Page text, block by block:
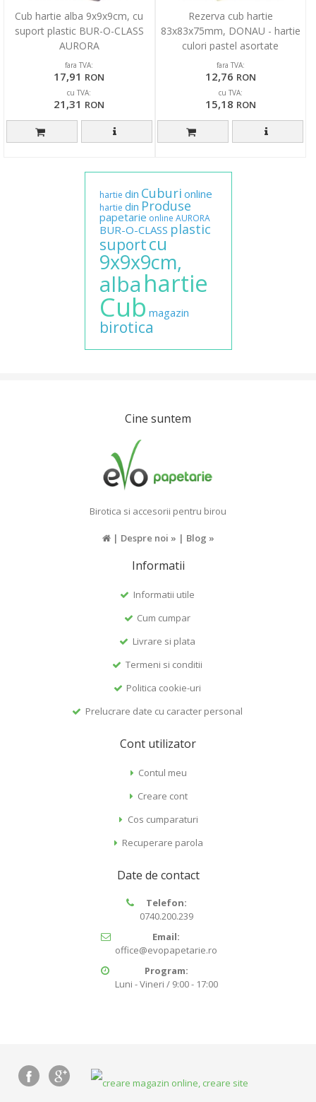
Cub hartie alba 9x9x9cm, cu
suport plastic BUR-O-CLASS
AURORA
fara TVA:
17,91 RON
cu TVA:
21,31 RON
Rezerva cub hartie
83x83x75mm, DONAU - hartie
culori pastel asortate
fara TVA:
12,76 RON
cu TVA:
15,18 RON
hartie din Cuburi online
hartie din Produse
papetarie online AURORA
BUR-O-CLASS plastic
suportcu
9x9x9cm,
albahartie
Cub magazin
birotica
Cine suntem
Birotica si accesorii pentru birou
| Despre noi » | Blog »
Informatii
Informatii utile
Cum cumpar
Livrare si plata
Termeni si conditii
Politica cookie-uri
Prelucrare date cu caracter personal
Cont utilizator
Contul meu
Creare cont
Cos cumparaturi
Recuperare parola
Date de contact
Telefon:
0740.200.239
Email:
office@evopapetarie.ro
Program:
Luni - Vineri / 9:00 - 17:00